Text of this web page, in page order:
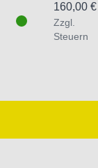
160,00 €
Zzgl.
Steuern